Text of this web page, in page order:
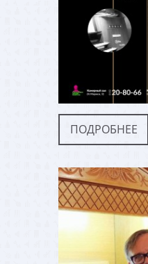
ПОДРОБНЕЕ